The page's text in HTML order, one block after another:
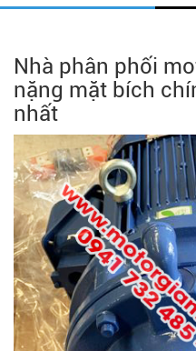
Nhà phân phối
nặng mặt bích
nhất